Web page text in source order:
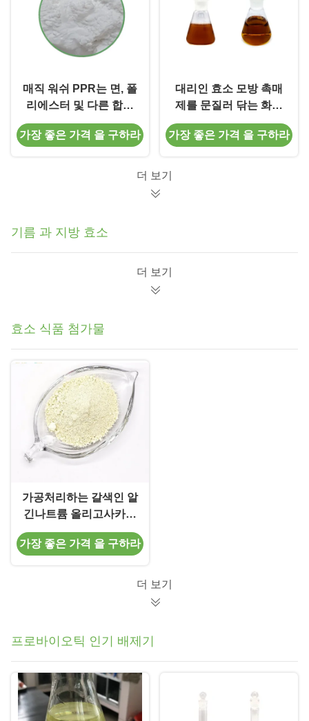
매직 워쉬 PPR는 면, 폴
리에스터 및 다른 합성
섬유에 인디고 염료가
재배포되는 것을 방지합
가장 좋은 가격 을 구하라
대리인 효소 모방 촉매
제를 문질러 닦는 화학
을 씻는 복합 저온
가장 좋은 가격 을 구하라
더 보기
기름 과 지방 효소
더 보기
효소 식품 첨가물
가공처리하는 갈색인 알
긴나트륨 올리고사카라
이드를 위한 알기네이트
리아제 효소 식품 첨가
가장 좋은 가격 을 구하라
더 보기
프로바이오틱 인기 배제기